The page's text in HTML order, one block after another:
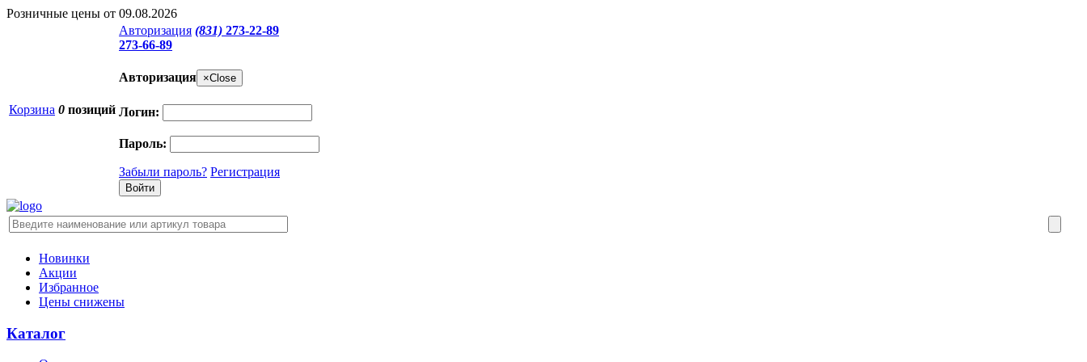
Розничные цены от 09.08.2026
Корзина 0 позиций
Авторизация (831) 273-22-89
273-66-89
Авторизация ×Close
Логин:
Пароль:
Забыли пароль? Регистрация
Новинки
Акции
Избранное
Цены снижены
Каталог